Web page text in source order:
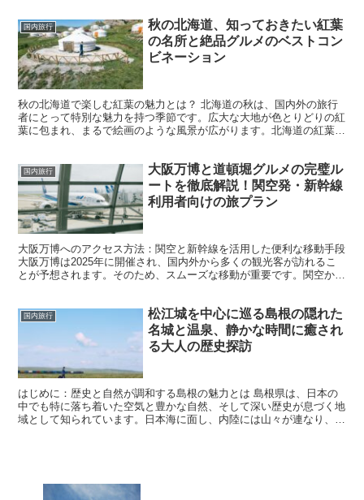
国内旅行
秋の北海道、知っておきたい紅葉
の名所と絶品グルメのベストコン
ビネーション
秋の北海道で楽しむ紅葉の魅力とは？ 北海道の秋は、国内外の旅行
者にとって特別な魅力を持つ季節です。広大な大地が色とりどりの紅
葉に包まれ、まるで絵画のような風景が広がります。北海道の紅葉
国内旅行
大阪万博と道頓堀グルメの完璧ル
ートを徹底解説！関空発・新幹線
利用者向けの旅プラン
大阪万博へのアクセス方法：関空と新幹線を活用した便利な移動手段
大阪万博は2025年に開催され、国内外から多くの観光客が訪れるこ
とが予想されます。そのため、スムーズな移動が重要です。関空から
国内旅行
松江城を中心に巡る島根の隠れた
名城と温泉、静かな時間に癒され
る大人の歴史探訪
はじめに：歴史と自然が調和する島根の魅力とは 島根県は、日本の
中でも特に落ち着いた空気と豊かな自然、そして深い歴史が息づく地
域として知られています。日本海に面し、内陸には山々が連なり、自